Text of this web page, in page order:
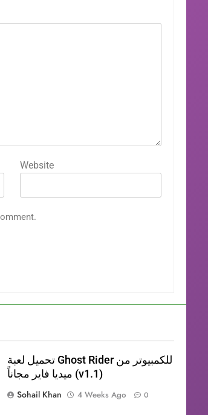
Website
تحميل لعبة Ghost Rider للكمبيوتر من
ميديا فاير مجاناً (v1.1)
Sohail Khan
4 Weeks Ago 0